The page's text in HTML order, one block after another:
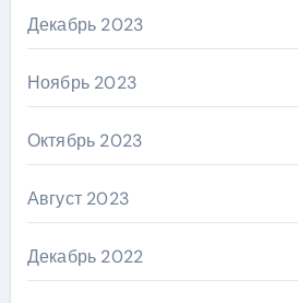
Декабрь 2023
Ноябрь 2023
Октябрь 2023
Август 2023
Декабрь 2022